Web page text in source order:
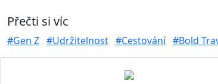
Přečti si víc
#Gen Z #Udržitelnost #Cestování #Bold